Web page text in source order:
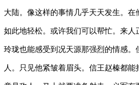
大陆。像这样的事情几乎天天发生。
如此地轻松。或许我们可以帮忙。来
玲珑也能感受到况天源那强烈的情感
人。只见他紧皱着眉头。信王赵榛都